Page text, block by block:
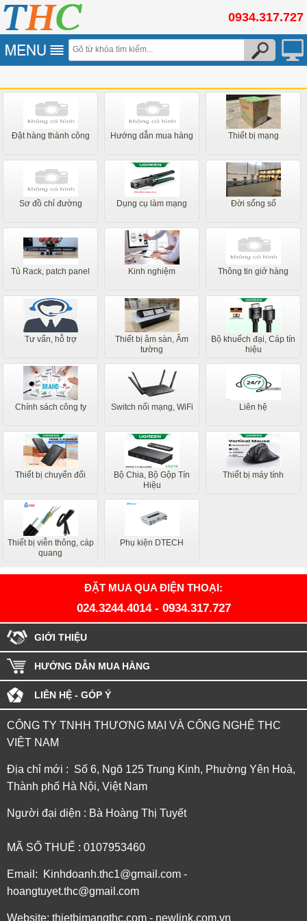
0934.317.727
Đặt hàng thành công Hướng dẫn mua hàng Thiết bị mạng
Sơ đồ chỉ đường Dụng cụ làm mạng Đời sống số
Tủ Rack, patch panel Kinh nghiệm Thông tin giở hàng
Tư vấn, hỗ trợ
Thiết bị âm sàn, Âm
tường
Bộ khuếch đại, Cáp tín
hiệu
Chính sách công ty Switch nối mạng, WiFi Liên hệ
Thiết bị chuyển đổi
Bộ Chia, Bộ Gộp Tín
Hiệu
Thiết bị máy tính
Thiết bị viễn thông, cáp
quang
Phụ kiện DTECH
ĐẶT MUA QUA ĐIỆN THOẠI:
024.3244.4014- 0934.317.727
GIỚI THIỆU
HƯỚNG DẪN MUA HÀNG
LIÊN HỆ - GÓP Ý
CÔNG TY TNHH THƯƠNG MẠI VÀ CÔNG NGHỆ THC
VIỆT NAM
Địa chỉ mới : Số 6, Ngõ 125 Trung Kinh, Phường Yên Hoà,
Thành phố Hà Nội, Việt Nam
Người đại diện : Bà Hoàng Thị Tuyết
MÃ SỐ THUẾ : 0107953460
Email: Kinhdoanh.thc1@gmail.com -
hoangtuyet.thc@gmail.com
Website: thietbimangthc.com - newlink.com.vn